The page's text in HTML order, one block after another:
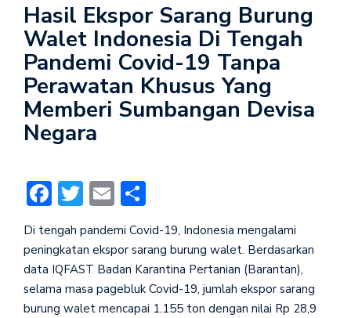
Hasil Ekspor Sarang Burung
Walet Indonesia Di Tengah
Pandemi Covid-19 Tanpa
Perawatan Khusus Yang
Memberi Sumbangan Devisa
Negara
Facebook
Twitter
Email
Di tengah pandemi Covid-19, Indonesia mengalami
peningkatan ekspor sarang burung walet. Berdasarkan
data IQFAST Badan Karantina Pertanian (Barantan),
selama masa pagebluk Covid-19, jumlah ekspor sarang
burung walet mencapai 1.155 ton dengan nilai Rp 28,9